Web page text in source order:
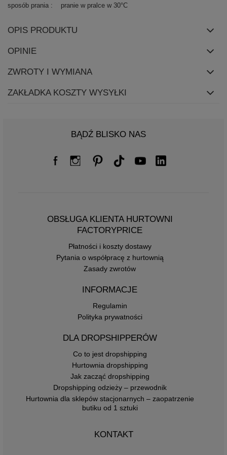
sposób prania pranie w pralce w 30°C
OPIS PRODUKTU
OPINIE
ZWROTY I WYMIANA
ZAKŁADKA KOSZTY WYSYŁKI
BĄDŹ BLISKO NAS
OBSŁUGA KLIENTA HURTOWNI
FACTORYPRICE
Płatności i koszty dostawy
Pytania o współpracę z hurtownią
Zasady zwrotów
INFORMACJE
Regulamin
Polityka prywatności
DLA DROPSHIPPERÓW
Co to jest dropshipping
Hurtownia dropshipping
Jak zacząć dropshipping
Dropshipping odzieży – przewodnik
Hurtownia dla sklepów stacjonarnych – zaopatrzenie
butiku od 1 sztuki
KONTAKT